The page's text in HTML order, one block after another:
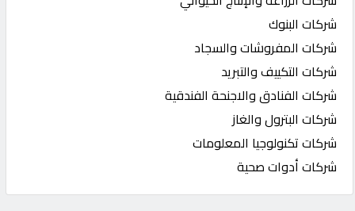
شركات البنوك
شركات المفروشات والسجاد
شركات التكييف والتبريد
شركات الفنادق والاجنحة الفندقية
شركات البترول والغاز
شركات تكنولوجيا المعلومات
شركات أدوات صحية